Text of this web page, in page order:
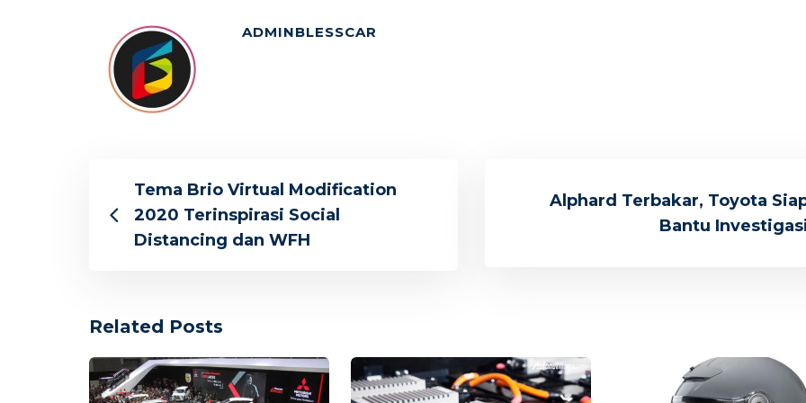
ADMINBLESSCAR
Tema Brio Virtual Modification
2020 Terinspirasi Social
Distancing dan WFH
Alphard Terbakar, Toyota
Bantu
Related Posts